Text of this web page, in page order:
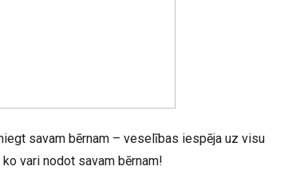
savam bērnam – veselības iespēja uz visu
vari nodot savam bērnam!